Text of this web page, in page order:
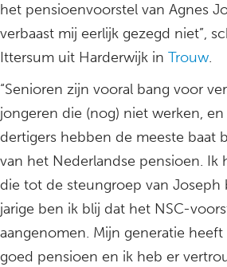
het pensioenvoorstel van Agnes
verbaast mij eerlijk gezegd niet”,
Ittersum uit Harderwijk in Trouw.
“Senioren zijn vooral bang voor
jongeren die (nog) niet werken,
dertigers hebben de meeste baat
van het Nederlandse pensioen. Ik
die tot de steungroep van Joseph
jarige ben ik blij dat het NSC-
aangenomen. Mijn generatie
goed pensioen en ik heb er